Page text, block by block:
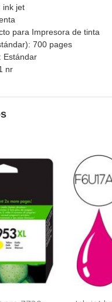
ink jet
para Impresora de tinta
700 pages
Estándar
nr